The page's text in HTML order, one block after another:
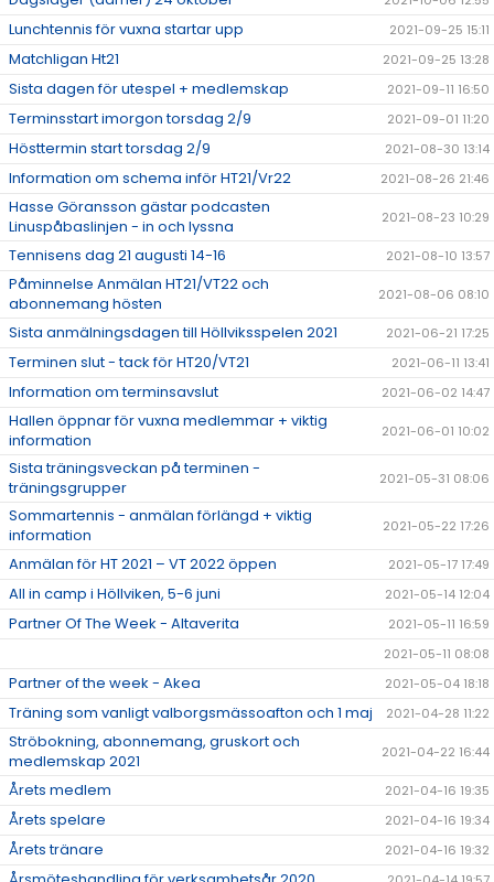
Lunchtennis för vuxna startar upp 2021-09-25 15:11
Matchligan Ht21 2021-09-25 13:28
Sista dagen för utespel + medlemskap 2021-09-11 16:50
Terminsstart imorgon torsdag 2/9 2021-09-01 11:20
Hösttermin start torsdag 2/9 2021-08-30 13:14
Information om schema inför HT21/Vr22 2021-08-26 21:46
Hasse Göransson gästar podcasten
Linuspåbaslinjen - in och lyssna
2021-08-23 10:29
Tennisens dag 21 augusti 14-16 2021-08-10 13:57
Påminnelse Anmälan HT21/VT22 och
abonnemang hösten
2021-08-06 08:10
Sista anmälningsdagen till Höllviksspelen 2021 2021-06-21 17:25
Terminen slut - tack för HT20/VT21 2021-06-11 13:41
Information om terminsavslut 2021-06-02 14:47
Hallen öppnar för vuxna medlemmar + viktig
information
2021-06-01 10:02
Sista träningsveckan på terminen -
träningsgrupper
2021-05-31 08:06
Sommartennis - anmälan förlängd + viktig
information
2021-05-22 17:26
Anmälan för HT 2021 – VT 2022 öppen 2021-05-17 17:49
All in camp i Höllviken, 5-6 juni 2021-05-14 12:04
Partner Of The Week - Altaverita
2021-05-11 16:59
2021-05-11 08:08
Partner of the week - Akea 2021-05-04 18:18
Träning som vanligt valborgsmässoafton och 1 maj 2021-04-28 11:22
Ströbokning, abonnemang, gruskort och
medlemskap 2021
2021-04-22 16:44
Årets medlem 2021-04-16 19:35
Årets spelare 2021-04-16 19:34
Årets tränare 2021-04-16 19:32